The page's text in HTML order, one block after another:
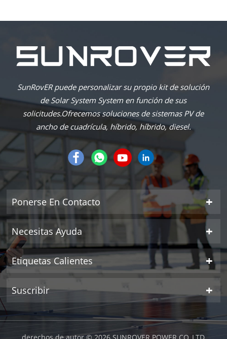
SunRovER puede personalizar su propio kit de solución
de Solar System System en función de sus
solicitudes.Ofrecemos soluciones de sistemas PV de
ancho de cuadrícula, híbrido, híbrido, diesel.
Ponerse En Contacto
Necesitas Ayuda
Etiquetas Calientes
Suscribir